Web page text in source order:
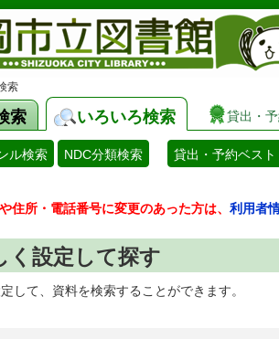
索
索 いろいろ検索 貸出・
ル検索 NDC分類検索 貸出・予約ベスト
住所・電話番号に変更のあった方は、 利用者
く設定して探す
して、資料を検索することができます。